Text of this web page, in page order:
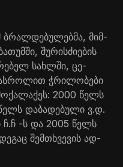
ბრალ­დე­ბუ­ლებ­მა, მიმ­
შუ­რის­ძი­ე­ბის
სახ­ლში, ცე­
ჭრი­ლო­ბე­ბი
2000 წელს
და­ბა­დე­ბუ­ლი ვ.დ.
-ს და 2005 წელს
შემ­თხვე­ვის ად­